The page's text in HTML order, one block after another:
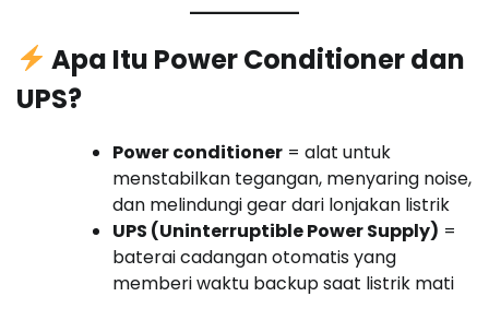
Apa Itu Power Conditioner dan
UPS?
Power conditioner = alat untuk
menstabilkan tegangan, menyaring noise,
dan melindungi gear dari lonjakan listrik
UPS (Uninterruptible Power Supply) =
baterai cadangan otomatis yang
memberi waktu backup saat listrik mati